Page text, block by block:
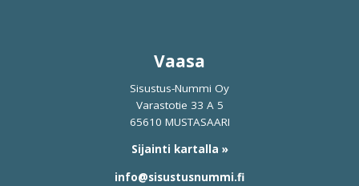
Vaasa
Sisustus-Nummi Oy
Varastotie 33 A 5
65610 MUSTASAARI
Sijainti kartalla »
info@sisustusnummi.fi